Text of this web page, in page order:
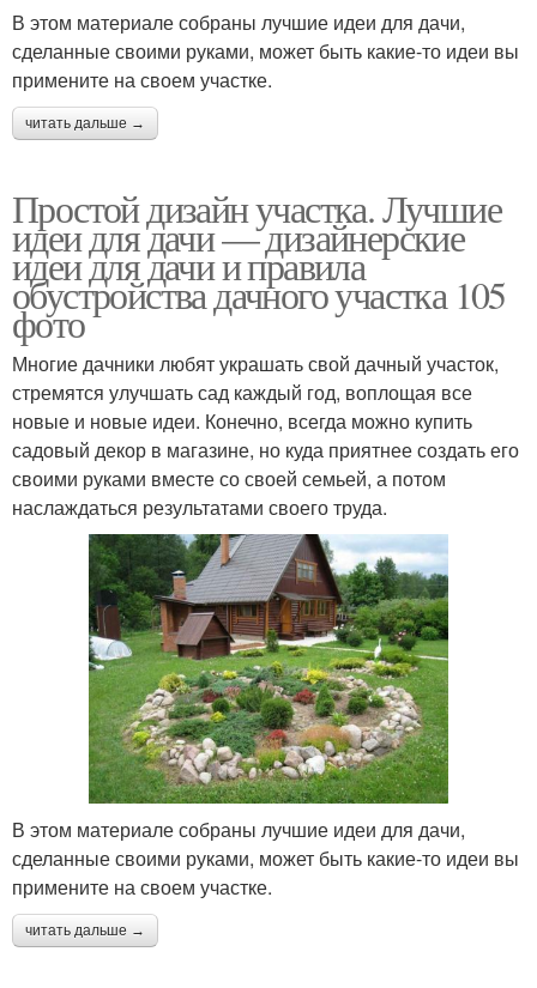
В этом материале собраны лучшие идеи для дачи,
сделанные своими руками, может быть какие-то идеи вы
примените на своем участке.
читать дальше →
Простой дизайн участка. Лучшие
идеи для дачи — дизайнерские
идеи для дачи и правила
обустройства дачного участка 105
фото
Многие дачники любят украшать свой дачный участок,
стремятся улучшать сад каждый год, воплощая все
новые и новые идеи. Конечно, всегда можно купить
садовый декор в магазине, но куда приятнее создать его
своими руками вместе со своей семьей, а потом
наслаждаться результатами своего труда.
В этом материале собраны лучшие идеи для дачи,
сделанные своими руками, может быть какие-то идеи вы
примените на своем участке.
читать дальше →